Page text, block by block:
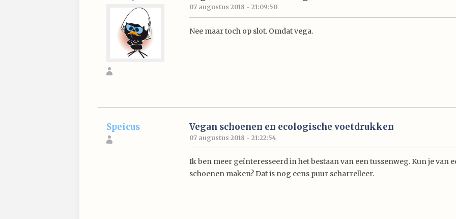
07 augustus 2018 - 21:09:50
Nee maar toch op slot. Omdat vega.
Speicus Vegan schoenen en ecologische voetdrukken
07 augustus 2018 - 21:22:54
Ik ben meer geïnteresseerd in het bestaan van een tussenweg. Kun je van
schoenen maken? Dat is nog eens puur scharrelleer.